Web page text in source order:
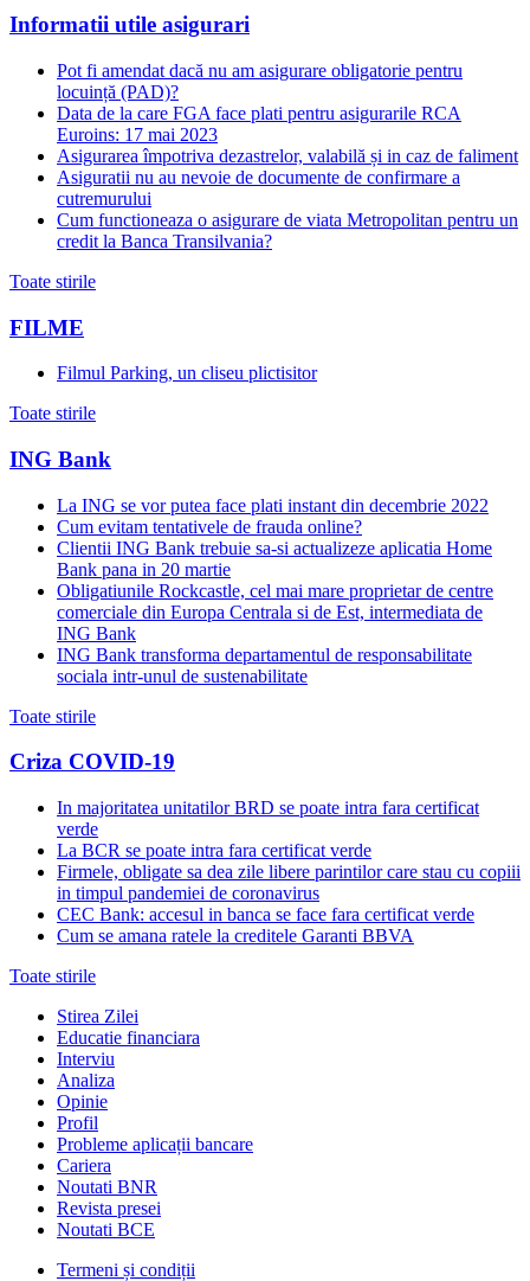
Informatii utile asigurari
Pot fi amendat dacă nu am asigurare obligatorie pentru
locuință (PAD)?
Data de la care FGA face plati pentru asigurarile RCA
Euroins: 17 mai 2023
Asigurarea împotriva dezastrelor, valabilă și in caz de faliment
Asiguratii nu au nevoie de documente de confirmare a
cutremurului
Cum functioneaza o asigurare de viata Metropolitan pentru un
credit la Banca Transilvania?
Toate stirile
FILME
Filmul Parking, un cliseu plictisitor
Toate stirile
ING Bank
La ING se vor putea face plati instant din decembrie 2022
Cum evitam tentativele de frauda online?
Clientii ING Bank trebuie sa-si actualizeze aplicatia Home
Bank pana in 20 martie
Obligatiunile Rockcastle, cel mai mare proprietar de centre
comerciale din Europa Centrala si de Est, intermediata de
ING Bank
ING Bank transforma departamentul de responsabilitate
sociala intr-unul de sustenabilitate
Toate stirile
Criza COVID-19
In majoritatea unitatilor BRD se poate intra fara certificat
verde
La BCR se poate intra fara certificat verde
Firmele, obligate sa dea zile libere parintilor care stau cu copiii
in timpul pandemiei de coronavirus
CEC Bank: accesul in banca se face fara certificat verde
Cum se amana ratele la creditele Garanti BBVA
Toate stirile
Stirea Zilei
Educatie financiara
Interviu
Analiza
Opinie
Profil
Probleme aplicații bancare
Cariera
Noutati BNR
Revista presei
Noutati BCE
Termeni și condiții